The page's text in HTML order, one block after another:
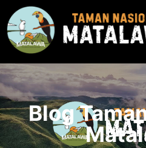
Blog